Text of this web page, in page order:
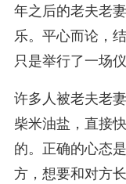
年之后的老夫老
乐。平心而论，
只是举行了一场
许多人被老夫老
柴米油盐，直接
的。正确的心态
方，想要和对方